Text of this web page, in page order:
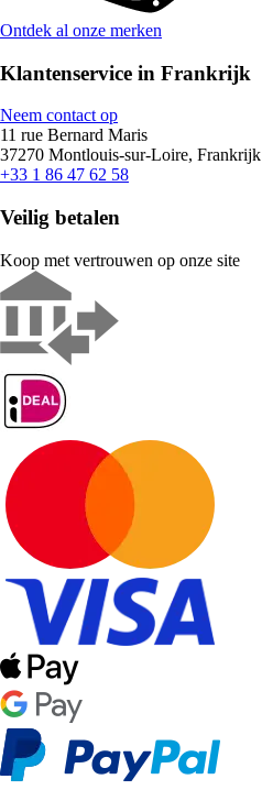
Ontdek al onze merken
Klantenservice in Frankrijk
Neem contact op
11 rue Bernard Maris
37270 Montlouis-sur-Loire, Frankrijk
+33 1 86 47 62 58
Veilig betalen
Koop met vertrouwen op onze site